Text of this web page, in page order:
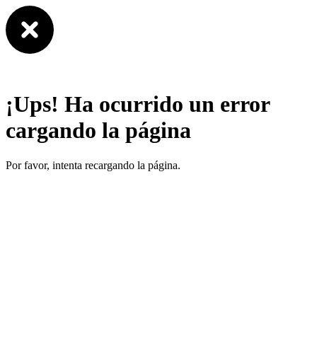
¡Ups! Ha ocurrido un error
cargando la página
Por favor, intenta recargando la página.